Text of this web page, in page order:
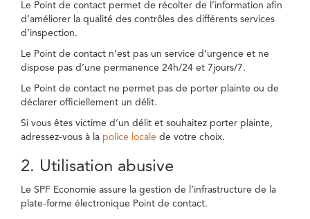
Le Point de contact permet de récolter de l’information afin
d’améliorer la qualité des contrôles des différents services
d’inspection.
Le Point de contact n’est pas un service d’urgence et ne
dispose pas d’une permanence 24h/24 et 7jours/7.
Le Point de contact ne permet pas de porter plainte ou de
déclarer officiellement un délit.
Si vous êtes victime d’un délit et souhaitez porter plainte,
adressez-vous à la police locale de votre choix.
2. Utilisation abusive
Le SPF Economie assure la gestion de l’infrastructure de la
plate-forme électronique Point de contact.